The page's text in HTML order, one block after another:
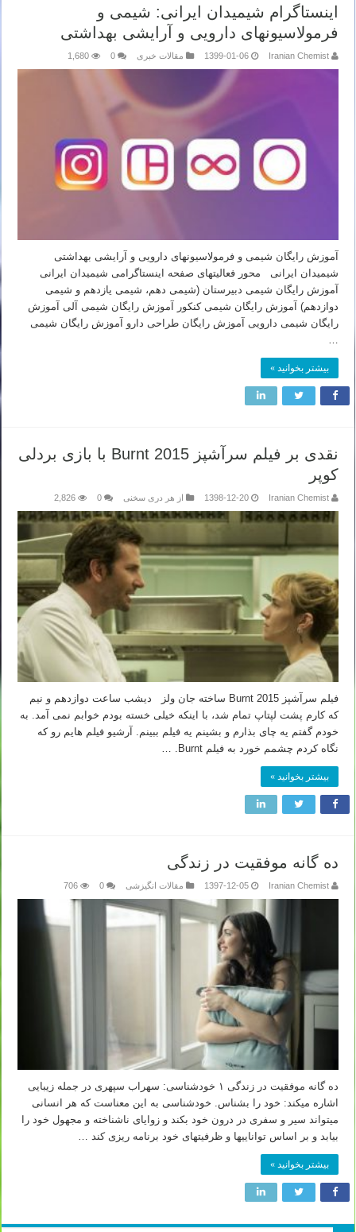
اینستاگرام شیمیدان ایرانی: شیمی و
فرمولاسیونهای دارویی و آرایشی بهداشتی
Iranian Chemist
1399-01-06 مقالات خبری 0
1,680
آموزش رایگان شیمی و فرمولاسیونهای دارویی و آرایشی بهداشتی
شیمیدان ایرانی محور فعالیتهای صفحه اینستاگرامی شیمیدان ایرانی
آموزش رایگان شیمی دبیرستان (شیمی دهم، شیمی یازدهم و شیمی
دوازدهم) آموزش رایگان شیمی کنکور آموزش رایگان شیمی آلی آموزش
رایگان شیمی دارویی آموزش رایگان طراحی دارو آموزش رایگان شیمی
…
بیشتر بخوانید »
نقدی بر فیلم سرآشپز Burnt 2015 با بازی بردلی
کوپر
Iranian Chemist
1398-12-20 از هر دری سخنی 0
2,826
فیلم سرآشپز Burnt 2015 ساخته جان ولز دیشب ساعت دوازدهم و نیم
که کارم پشت لپتاپ تمام شد، با اینکه خیلی خسته بودم خوابم نمی آمد. به
خودم گفتم یه چای بذارم و بشینم یه فیلم ببینم. آرشیو فیلم هایم رو که
نگاه کردم چشمم خورد به فیلم Burnt. …
بیشتر بخوانید »
ده گانه موفقیت در زندگی
Iranian Chemist
1397-12-05 مقالات انگیزشی 0
706
ده گانه موفقیت در زندگی ۱ خودشناسی: سهراب سپهری در جمله زیبایی
اشاره میکند: خود را بشناس. خودشناسی به این معناست که هر انسانی
میتواند سیر و سفری در درون خود بکند و زوایای ناشناخته و مجهول خود را
بیابد و بر اساس تواناییها و ظرفیتهای خود برنامه ریزی کند …
بیشتر بخوانید »